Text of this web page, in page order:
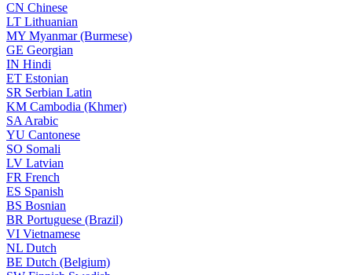
CN Chinese
LT Lithuanian
MY Myanmar (Burmese)
GE Georgian
IN Hindi
ET Estonian
SR Serbian Latin
KM Cambodia (Khmer)
SA Arabic
YU Cantonese
SO Somali
LV Latvian
FR French
ES Spanish
BS Bosnian
BR Portuguese (Brazil)
VI Vietnamese
NL Dutch
BE Dutch (Belgium)